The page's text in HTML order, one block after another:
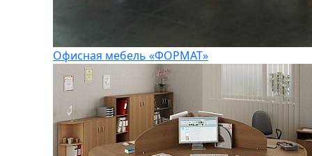
Офисная мебель «ФОРМАТ»